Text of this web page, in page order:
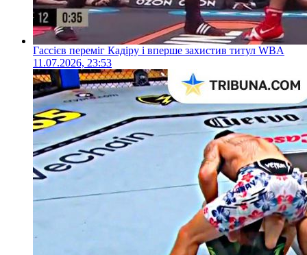
Гассієв переміг Кадіру і вперше захистив титул WBA
11.07.2026, 23:53